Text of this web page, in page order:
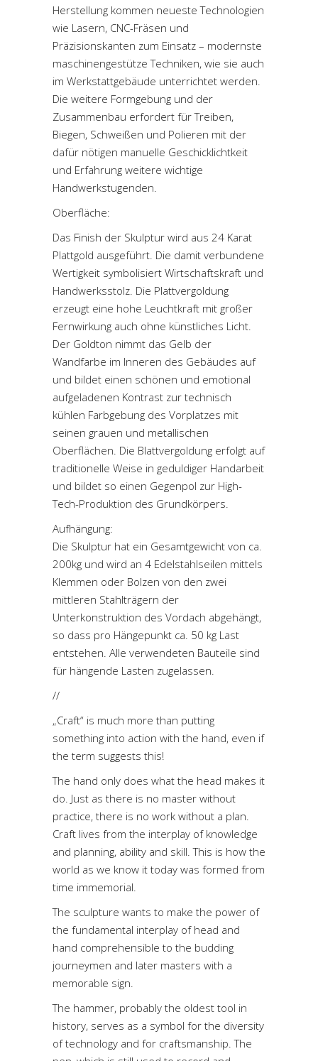
Herstellung kommen neueste Technologien
wie Lasern, CNC-Fräsen und
Präzisionskanten zum Einsatz – modernste
maschinengestütze Techniken, wie sie auch
im Werkstattgebäude unterrichtet werden.
Die weitere Formgebung und der
Zusammenbau erfordert für Treiben,
Biegen, Schweißen und Polieren mit der
dafür nötigen manuelle Geschicklichtkeit
und Erfahrung weitere wichtige
Handwerkstugenden.
Oberfläche:
Das Finish der Skulptur wird aus 24 Karat
Plattgold ausgeführt. Die damit verbundene
Wertigkeit symbolisiert Wirtschaftskraft und
Handwerksstolz. Die Plattvergoldung
erzeugt eine hohe Leuchtkraft mit großer
Fernwirkung auch ohne künstliches Licht.
Der Goldton nimmt das Gelb der
Wandfarbe im Inneren des Gebäudes auf
und bildet einen schönen und emotional
aufgeladenen Kontrast zur technisch
kühlen Farbgebung des Vorplatzes mit
seinen grauen und metallischen
Oberflächen. Die Blattvergoldung erfolgt auf
traditionelle Weise in geduldiger Handarbeit
und bildet so einen Gegenpol zur High-
Tech-Produktion des Grundkörpers.
Aufhängung:
Die Skulptur hat ein Gesamtgewicht von ca.
200kg und wird an 4 Edelstahlseilen mittels
Klemmen oder Bolzen von den zwei
mittleren Stahlträgern der
Unterkonstruktion des Vordach abgehängt,
so dass pro Hängepunkt ca. 50 kg Last
entstehen. Alle verwendeten Bauteile sind
für hängende Lasten zugelassen.
//
„Craft“ is much more than putting
something into action with the hand, even if
the term suggests this!
The hand only does what the head makes it
do. Just as there is no master without
practice, there is no work without a plan.
Craft lives from the interplay of knowledge
and planning, ability and skill. This is how the
world as we know it today was formed from
time immemorial.
The sculpture wants to make the power of
the fundamental interplay of head and
hand comprehensible to the budding
journeymen and later masters with a
memorable sign.
The hammer, probably the oldest tool in
history, serves as a symbol for the diversity
of technology and for craftsmanship. The